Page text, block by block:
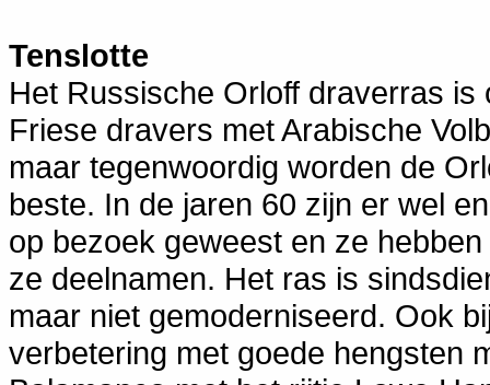
Tenslotte
Het Russische Orloff draverras
Friese dravers met Arabische
maar tegenwoordig worden de
beste. In de jaren 60 zijn er wel
op bezoek geweest en ze
ze deelnamen. Het ras is
maar niet gemoderniseerd. Ook
verbetering met goede hengsten